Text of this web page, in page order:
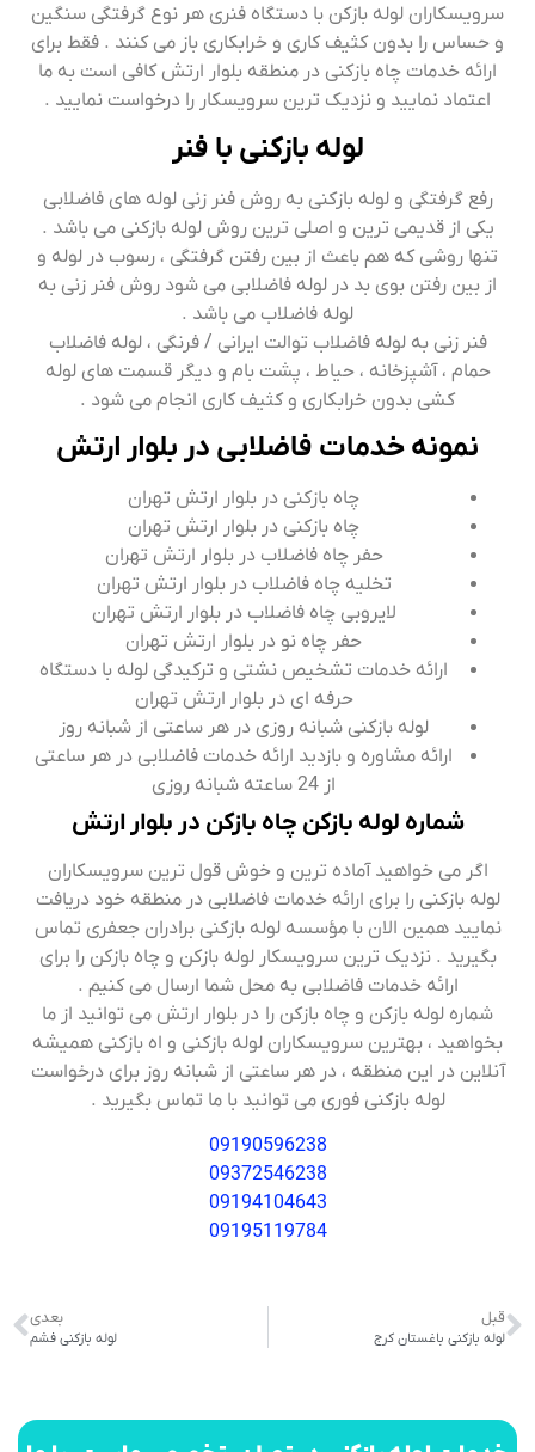
سرویسکاران لوله بازکن با دستگاه فنری هر نوع گرفتگی سنگین
و حساس را بدون کثیف کاری و خرابکاری باز می کنند . فقط برای
ارائه خدمات چاه بازکنی در منطقه بلوار ارتش کافی است به ما
اعتماد نمایید و نزدیک ترین سرویسکار را درخواست نمایید .
لوله بازکنی با فنر
رفع گرفتگی و لوله بازکنی به روش فنر زنی لوله های فاضلابی
یکی از قدیمی ترین و اصلی ترین روش لوله بازکنی می باشد .
تنها روشی که هم باعث از بین رفتن گرفتگی ، رسوب در لوله و
از بین رفتن بوی بد در لوله فاضلابی می شود روش فنر زنی به
لوله فاضلاب می باشد .
فنر زنی به لوله فاضلاب توالت ایرانی / فرنگی ، لوله فاضلاب
حمام ، آشپزخانه ، حیاط ، پشت بام و دیگر قسمت های لوله
کشی بدون خرابکاری و کثیف کاری انجام می شود .
نمونه خدمات فاضلابی در بلوار ارتش
چاه بازکنی در بلوار ارتش تهران
چاه بازکنی در بلوار ارتش تهران
حفر چاه فاضلاب در بلوار ارتش تهران
تخلیه چاه فاضلاب در بلوار ارتش تهران
لایروبی چاه فاضلاب در بلوار ارتش تهران
حفر چاه نو در بلوار ارتش تهران
ارائه خدمات تشخیص نشتی و ترکیدگی لوله با دستگاه
حرفه ای در بلوار ارتش تهران
لوله بازکنی شبانه روزی در هر ساعتی از شبانه روز
ارائه مشاوره و بازدید ارائه خدمات فاضلابی در هر ساعتی
شماره لوله بازکن چاه بازکن در بلوار ارتش
اگر می خواهید آماده ترین و خوش قول ترین سرویسکاران
لوله بازکنی را برای ارائه خدمات فاضلابی در منطقه خود دریافت
نمایید همین الان با مؤسسه لوله بازکنی برادران جعفری تماس
بگیرید . نزدیک ترین سرویسکار لوله بازکن و چاه بازکن را برای
ارائه خدمات فاضلابی به محل شما ارسال می کنیم .
شماره لوله بازکن و چاه بازکن را در بلوار ارتش می توانید از ما
بخواهید ، بهترین سرویسکاران لوله بازکنی و اه بازکنی همیشه
آنلاین در این منطقه ، در هر ساعتی از شبانه روز برای درخواست
لوله بازکنی فوری می توانید با ما تماس بگیرید .
09190596238
09372546238
09194104643
09195119784
قبل
لوله بازکنی باغستان کرج
بعدی
لوله بازکنی فشم